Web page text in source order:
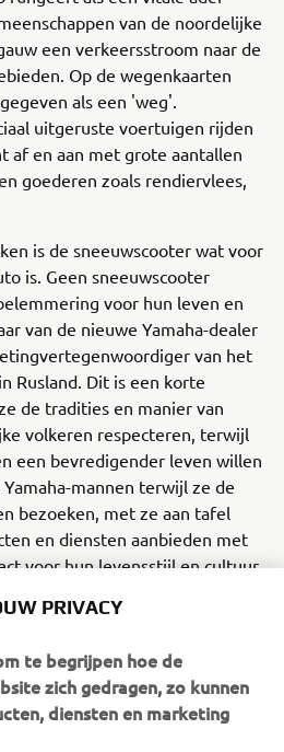
van de noordelijke
een verkeersstroom naar de
Op de wegenkaarten
als een 'weg'.
uitgeruste voertuigen rijden
af en aan met grote aantallen
goederen zoals rendiervlees,
is de sneeuwscooter wat voor
is. Geen sneeuwscooter
voor hun leven en
van de nieuwe Yamaha-dealer
van het
Rusland. Dit is een korte
de tradities en manier van
volkeren respecteren, terwijl
een bevredigender leven willen
mannen terwijl ze de
bezoeken, met ze aan tafel
en diensten aanbieden met
voor hun levensstijl en cultuur.
en intense opwinding die
PRIVACY
te begrijpen hoe de
zich gedragen, zo kunnen
diensten en marketing